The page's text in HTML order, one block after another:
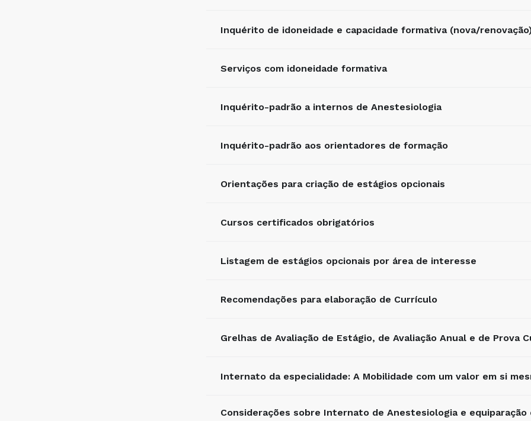
Inquérito de idoneidade e capacidade formativa (nova/
Serviços com idoneidade formativa
Inquérito-padrão a internos de Anestesiologia
Inquérito-padrão aos orientadores de formação
Orientações para criação de estágios opcionais
Cursos certificados obrigatórios
Listagem de estágios opcionais por área de interesse
Recomendações para elaboração de Currículo
Grelhas de Avaliação de Estágio, de Avaliação Anual e de Prova
Internato da especialidade: A Mobilidade com um valor em si
Considerações sobre Internato de Anestesiologia e equiparação